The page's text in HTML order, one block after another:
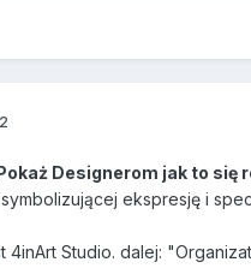
Designerom jak to się
ekspresję i
4inArt Studio. dalej: